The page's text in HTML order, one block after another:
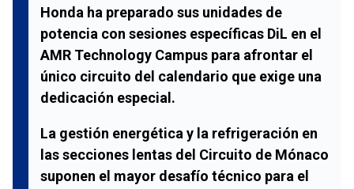
Honda ha preparado sus unidades de
potencia con sesiones específicas DiL en el
AMR Technology Campus para afrontar el
único circuito del calendario que exige una
dedicación especial.
La gestión energética y la refrigeración en
las secciones lentas del Circuito de Mónaco
suponen el mayor desafío técnico para el